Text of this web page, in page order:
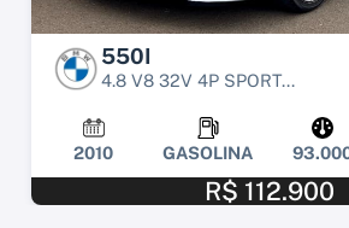
550I
4.8 V8 32V 4P SPORT...
2010 GASOLINA
R$ 112.900